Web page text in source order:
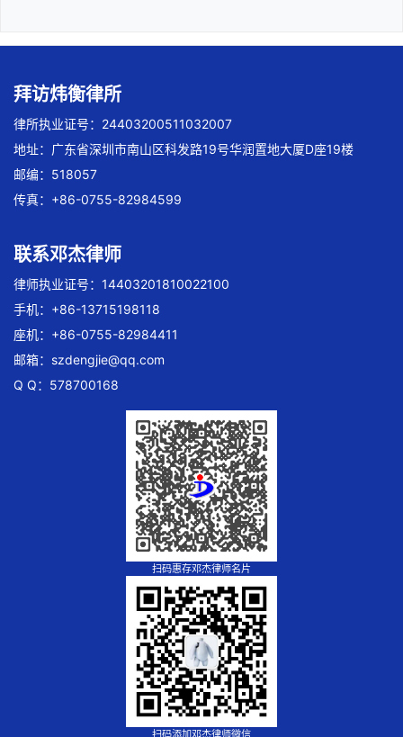
拜访炜衡律所
律所执业证号：24403200511032007
地址：广东省深圳市南山区科发路19号华润置地大厦D座19楼
邮编：518057
传真：+86-0755-82984599
联系邓杰律师
律师执业证号：14403201810022100
手机：+86-13715198118
座机：+86-0755-82984411
邮箱： szdengjie@qq.com
Q Q：578700168
扫码惠存邓杰律师名片
扫码添加邓杰律师微信